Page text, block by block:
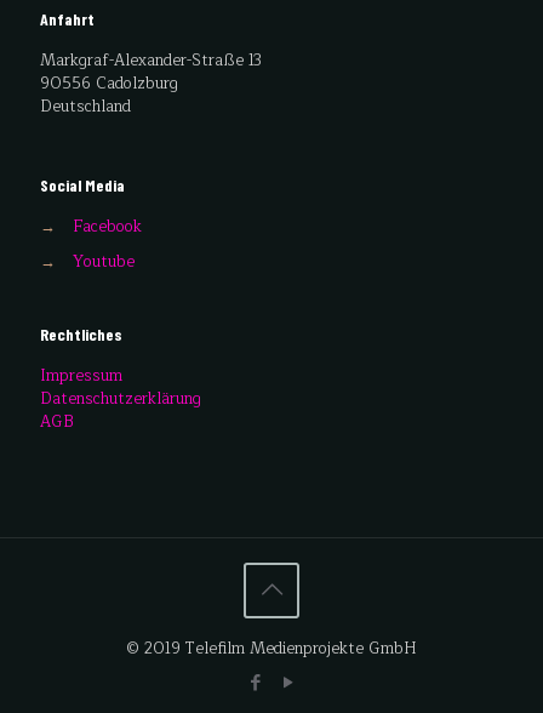
Anfahrt
Markgraf-Alexander-Straße 13
90556 Cadolzburg
Deutschland
Social Media
→
Facebook
→
Youtube
Rechtliches
Impressum
Datenschutzerklärung
AGB
© 2019 Telefilm Medienprojekte GmbH